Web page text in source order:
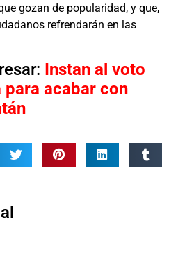
gozan de popularidad, y que,
refrendarán en las
Instan al voto
para acabar con